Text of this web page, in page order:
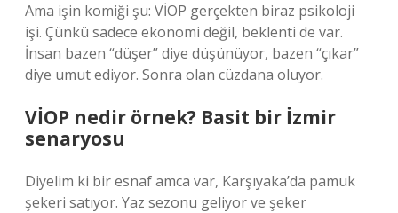
Ama işin komiği şu: VİOP gerçekten biraz psikoloji
işi. Çünkü sadece ekonomi değil, beklenti de var.
İnsan bazen “düşer” diye düşünüyor, bazen “çıkar”
diye umut ediyor. Sonra olan cüzdana oluyor.
VİOP nedir örnek? Basit bir İzmir
senaryosu
Diyelim ki bir esnaf amca var, Karşıyaka’da pamuk
şekeri satıyor. Yaz sezonu geliyor ve şeker